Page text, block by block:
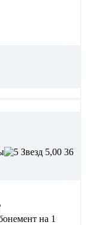
5,00 36
на 1